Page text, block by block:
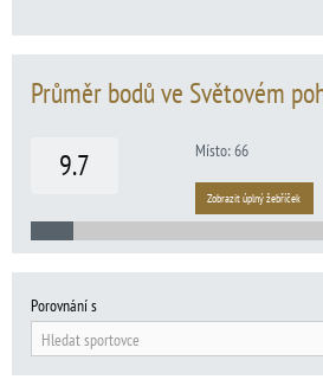
Průměr bodů ve Světovém
9.7
Místo: 66
Zobrazit úplný žebříček
Porovnání s
Hledat sportovce